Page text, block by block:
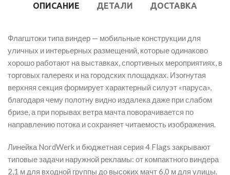
ОПИСАНИЕ ДЕТАЛИ ДОСТАВКА
Флагштоки типа виндер — мобильные конструкции для
уличных и интерьерных размещений, которые одинаково
хорошо работают на выставках, спортивных мероприятиях, в
торговых галереях и на городских площадках. Изогнутая
верхняя секция формирует характерный силуэт «паруса»,
благодаря чему полотну видно издалека даже при слабом
бризе, а при порывах ветра мачта поворачивается по
направлению потока и сохраняет читаемость изображения.
Линейка NordWerk и бюджетная серия 4 Flags закрывают
типовые задачи наружной рекламы: от компактного виндера
2,1 м для входной группы до высоких мачт 6,0 м для улицы.